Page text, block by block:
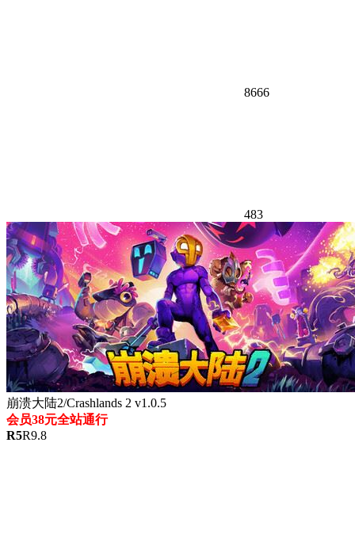
8666
483
崩溃大陆2/Crashlands 2 v1.0.5
会员38元全站通行
R5R9.8